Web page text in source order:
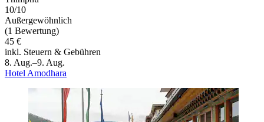
10/10
Außergewöhnlich
(1 Bewertung)
45 €
inkl. Steuern & Gebühren
8. Aug.–9. Aug.
Hotel Amodhara